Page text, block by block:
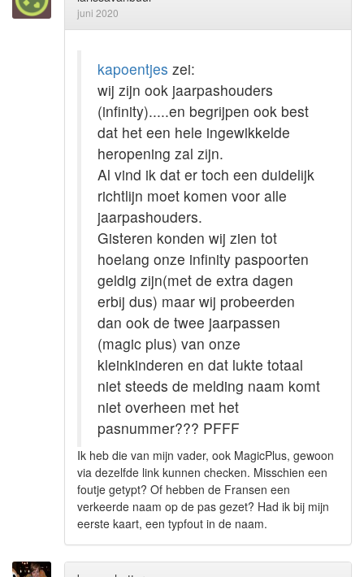
juni 2020
kapoentjes zei:
wij zijn ook jaarpashouders
(infinity).....en begrijpen ook best
dat het een hele ingewikkelde
heropening zal zijn.
Al vind ik dat er toch een duidelijk
richtlijn moet komen voor alle
jaarpashouders.
Gisteren konden wij zien tot
hoelang onze infinity paspoorten
geldig zijn(met de extra dagen
erbij dus) maar wij probeerden
dan ook de twee jaarpassen
(magic plus) van onze
kleinkinderen en dat lukte totaal
niet steeds de melding naam komt
niet overheen met het
pasnummer??? PFFF
Ik heb die van mijn vader, ook MagicPlus, gewoon
via dezelfde link kunnen checken. Misschien een
foutje getypt? Of hebben de Fransen een
verkeerde naam op de pas gezet? Had ik bij mijn
eerste kaart, een typfout in de naam.